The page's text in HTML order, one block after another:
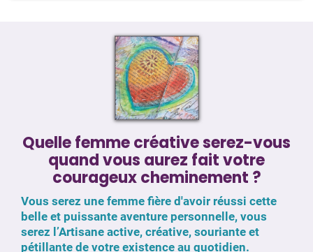
Quelle femme créative serez-vous
quand vous aurez fait votre
courageux cheminement ?
Vous serez une femme fière d'avoir réussi cette
belle et puissante aventure personnelle, vous
serez l’Artisane active, créative, souriante et
pétillante de votre existence au quotidien.